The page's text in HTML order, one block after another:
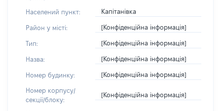
Населений пункт: Капітанівка
Район у місті: [Конфіденційна інформація]
Тип: [Конфіденційна інформація]
Назва: [Конфіденційна інформація]
Номер будинку: [Конфіденційна інформація]
Номер корпусу/
секції/блоку:
[Конфіденційна інформація]